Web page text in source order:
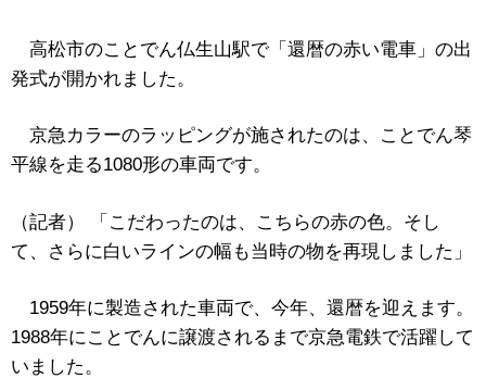
高松市のことでん仏生山駅で「還暦の赤い電車」の出
発式が開かれました。
京急カラーのラッピングが施されたのは、ことでん琴
平線を走る1080形の車両です。
（記者） 「こだわったのは、こちらの赤の色。そし
て、さらに白いラインの幅も当時の物を再現しました」
1959年に製造された車両で、今年、還暦を迎えます。
1988年にことでんに譲渡されるまで京急電鉄で活躍して
いました。